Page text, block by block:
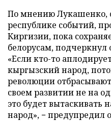
По мнению Лукашенко,
республике событий,
Киргизии, пока
белорусам, подчеркнул
«Если кто-то
кыргызский народ,
революции
своем развитии не на
это будет вытаскивать
народ», − предупредил